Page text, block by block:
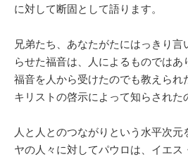
に対して断固として語ります。
兄弟たち、あなたがたにはっきり
らせた福音は、人によるものでは
福音を人から受けたのでも教えられ
キリストの啓示によって知らされた
人と人とのつながりという水平次
ヤの人々に対してパウロは、イエス